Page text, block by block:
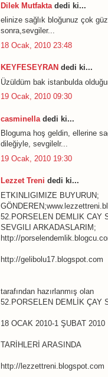
Dilek Mutfakta dedi ki...
elinize sağlık bloğunuz çok
sonra,sevgiler...
18 Ocak, 2010 23:48
KEYFESEYRAN dedi ki...
Üzüldüm bak istanbulda
19 Ocak, 2010 09:30
casminella dedi ki...
Bloguma hoş geldin, ellerine
dileğiyle, sevgilelr...
19 Ocak, 2010 19:30
Lezzet Treni dedi ki...
ETKINLIGIMIZE BUYURUN;
52.PORSELEN DEMLIK CAY
SEVGILI ARKADASLARIM;
http://
http://gelibolu17.blogspot.com
tarafından hazırlanmış olan
52.PORSELEN DEMLİK ÇAY
18 OCAK 2010-1 ŞUBAT 2010
TARİHLERİ ARASINDA
http://lezzettreni.blogspot.com